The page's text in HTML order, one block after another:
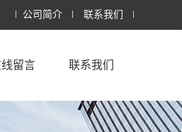
公司简介 联系我们
留言 联系我们